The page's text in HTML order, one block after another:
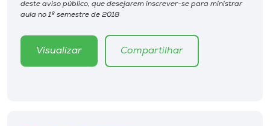
Editora
Rádio
deste aviso público, que desejarem inscrever-se para ministrar
aula no 1º semestre de 2018
Visualizar Compartilhar